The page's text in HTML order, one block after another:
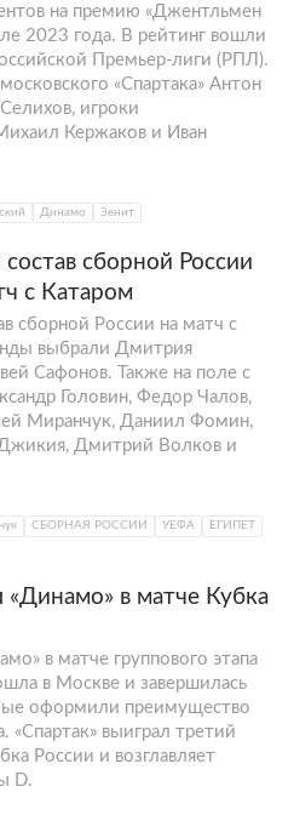
на премию «Джентльмен
2023 года. В рейтинг вошли
Премьер-лиги (РПЛ).
«Спартака» Антон
игроки
Кержаков и Иван
Динамо Зенит
сборной России
с Катаром
сборной России на матч с
выбрали Дмитрия
Сафонов. Также на поле с
Головин, Федор Чалов,
Миранчук, Даниил Фомин,
Дмитрий Волков и
СБОРНАЯ РОССИИ УЕФА
ЕГИПЕТ
«Динамо» в матче Кубка
в матче группового этапа
в Москве и завершилась
оформили преимущество
«Спартак» выиграл третий
России и возглавляет
D.